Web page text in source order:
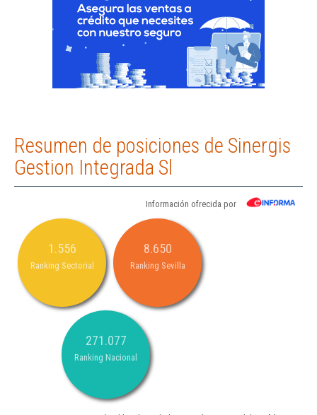
Resumen de posiciones de Sinergis
Gestion Integrada Sl
Información ofrecida por
1.556
Ranking Sectorial
8.650
Ranking Sevilla
271.077
Ranking Nacional